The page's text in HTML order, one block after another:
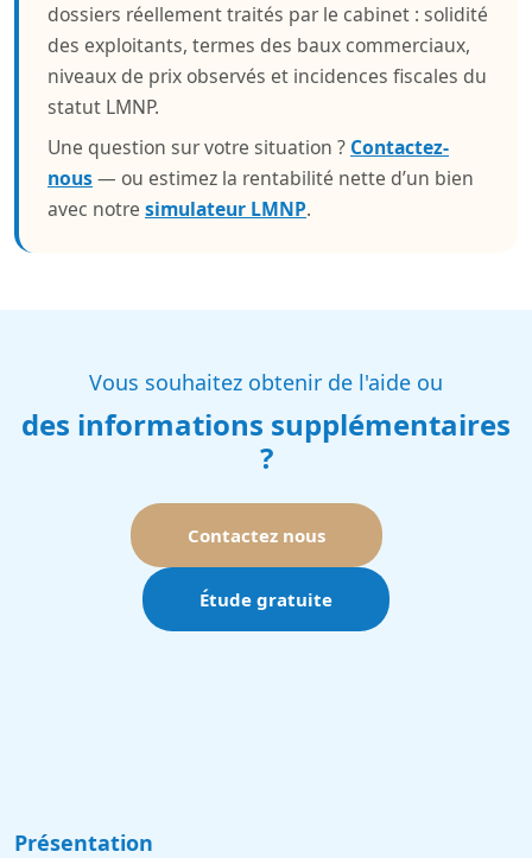
dossiers réellement traités par le cabinet : solidité
des exploitants, termes des baux commerciaux,
niveaux de prix observés et incidences fiscales du
statut LMNP.
Une question sur votre situation ? Contactez-
nous— ou estimez la rentabilité nette d’un bien
avec notre simulateur LMNP.
Vous souhaitez obtenir de l'aide ou
des informations supplémentaires
?
Contactez nous
Étude gratuite
Présentation